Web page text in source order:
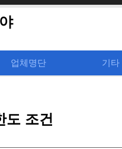
업체명단 기타
도 조건